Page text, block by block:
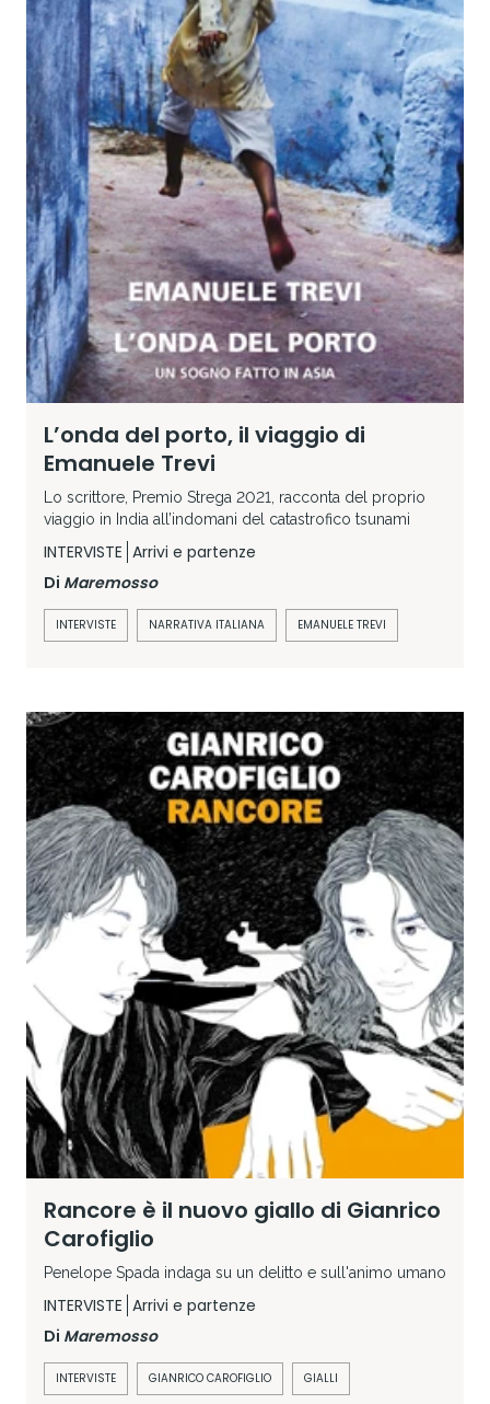
L’onda del porto, il viaggio di
Emanuele Trevi
Lo scrittore, Premio Strega 2021, racconta del proprio
viaggio in India all’indomani del catastrofico tsunami
INTERVISTE Arrivi e partenze
Di Maremosso
INTERVISTE NARRATIVA ITALIANA EMANUELE TREVI
Rancore è il nuovo giallo di Gianrico
Carofiglio
Penelope Spada indaga su un delitto e sull'animo umano
INTERVISTE Arrivi e partenze
Di Maremosso
INTERVISTE GIANRICO CAROFIGLIO GIALLI